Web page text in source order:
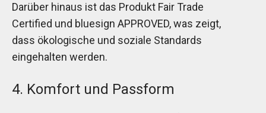
Darüber hinaus ist das Produkt Fair Trade
Certified und bluesign APPROVED, was zeigt,
dass ökologische und soziale Standards
eingehalten werden.
4. Komfort und Passform